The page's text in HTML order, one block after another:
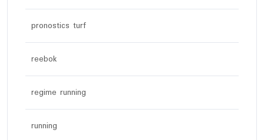
pronostics turf
reebok
regime running
running